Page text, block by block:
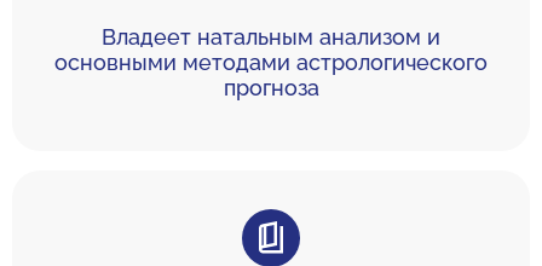
Владеет натальным анализом и
основными методами астрологического
прогноза